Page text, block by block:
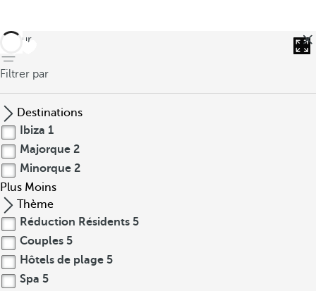
retour
Filtrer par
Destinations
Ibiza 1
Majorque 2
Minorque 2
Plus Moins
Thème
Réduction Résidents 5
Couples 5
Hôtels de plage 5
Spa 5